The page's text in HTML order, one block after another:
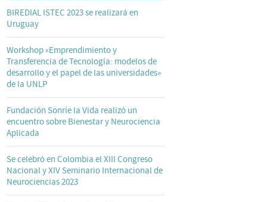
BIREDIAL ISTEC 2023 se realizará en
Uruguay
Workshop «Emprendimiento y
Transferencia de Tecnología: modelos de
desarrollo y el papel de las universidades»
de la UNLP
Fundación Sonríe la Vida realizó un
encuentro sobre Bienestar y Neurociencia
Aplicada
Se celebró en Colombia el XIII Congreso
Nacional y XIV Seminario Internacional de
Neurociencias 2023